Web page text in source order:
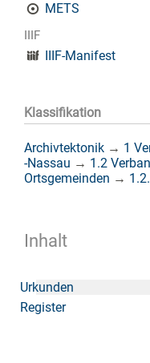
METS
IIIF
IIIF-Manifest
Klassifikation
Archivtektonik → 1
-Nassau → 1.2
Ortsgemeinden →
Inhalt
Urkunden
Register